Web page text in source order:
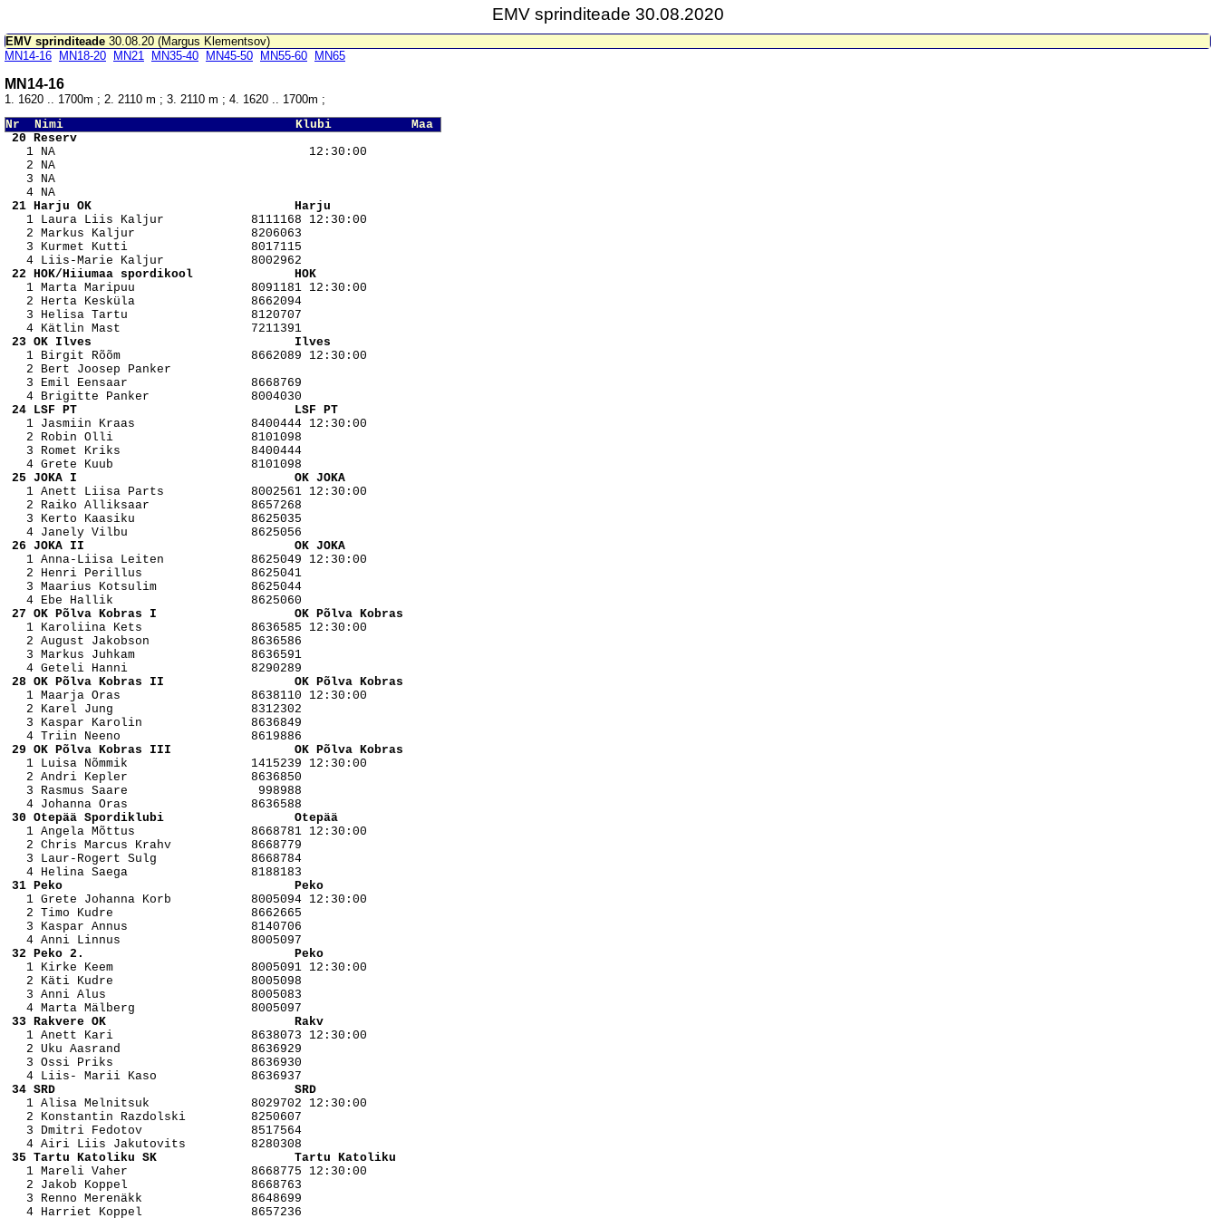
EMV sprinditeade 30.08.2020
EMV sprinditeade 30.08.20 (Margus Klementsov)
MN14-16
MN18-20 MN21 MN35-40 MN45-50 MN55-60 MN65
MN14-16
1. 1620 .. 1700m ; 2. 2110 m ; 3. 2110 m ; 4. 1620 .. 1700m ;
Nr  Nimi                                Klubi           Maa
20 Reserv
1 NA                                   12:30:00
   2 NA
   3 NA
21 Harju OK                            Harju
1 Laura Liis Kaljur            8111168 12:30:00
   2 Markus Kaljur                8206063
   3 Kurmet Kutti                 8017115
22 HOK/Hiiumaa spordikool              HOK
1 Marta Maripuu                8091181 12:30:00
   2 Herta Kesküla                8662094
   3 Helisa Tartu                 8120707
23 OK Ilves                            Ilves
1 Birgit Rõõm                  8662089 12:30:00
   2 Bert Joosep Panker
   3 Emil Eensaar                 8668769
24 LSF PT                              LSF PT
1 Jasmiin Kraas                8400444 12:30:00
   2 Robin Olli                   8101098
   3 Romet Kriks                  8400444
25 JOKA I                              OK JOKA
1 Anett Liisa Parts            8002561 12:30:00
   2 Raiko Alliksaar              8657268
   3 Kerto Kaasiku                8625035
26 JOKA II                             OK JOKA
1 Anna-Liisa Leiten            8625049 12:30:00
   2 Henri Perillus               8625041
   3 Maarius Kotsulim             8625044
27 OK Põlva Kobras I                   OK Põlva Kobras
1 Karoliina Kets               8636585 12:30:00
   2 August Jakobson              8636586
   3 Markus Juhkam                8636591
28 OK Põlva Kobras II                  OK Põlva Kobras
1 Maarja Oras                  8638110 12:30:00
   2 Karel Jung                   8312302
   3 Kaspar Karolin               8636849
29 OK Põlva Kobras III                 OK Põlva Kobras
1 Luisa Nõmmik                 1415239 12:30:00
   2 Andri Kepler                 8636850
   3 Rasmus Saare                  998988
30 Otepää Spordiklubi                  Otepää
1 Angela Mõttus                8668781 12:30:00
   2 Chris Marcus Krahv           8668779
   3 Laur-Rogert Sulg             8668784
31 Peko                                Peko
1 Grete Johanna Korb           8005094 12:30:00
   2 Timo Kudre                   8662665
   3 Kaspar Annus                 8140706
32 Peko 2.                             Peko
1 Kirke Keem                   8005091 12:30:00
   2 Käti Kudre                   8005098
   3 Anni Alus                    8005083
33 Rakvere OK                          Rakv
1 Anett Kari                   8638073 12:30:00
   2 Uku Aasrand                  8636929
   3 Ossi Priks                   8636930
34 SRD                                 SRD
1 Alisa Melnitsuk              8029702 12:30:00
   2 Konstantin Razdolski         8250607
   3 Dmitri Fedotov               8517564
35 Tartu Katoliku SK                   Tartu Katoliku
1 Mareli Vaher                 8668775 12:30:00
   2 Jakob Koppel                 8668763
   3 Renno Merenäkk               8648699